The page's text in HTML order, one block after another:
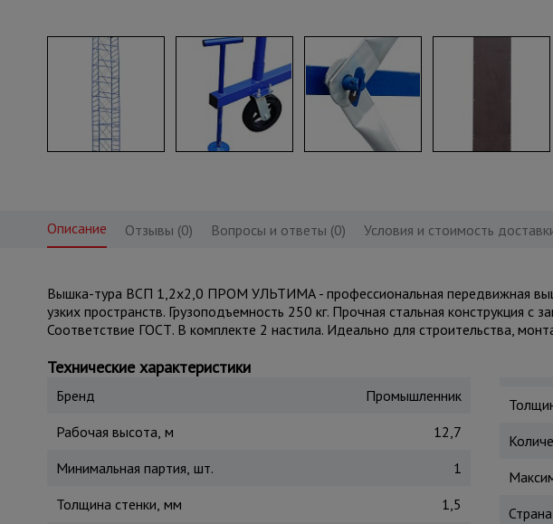
Описание Отзывы (0) Вопросы и ответы (0) Условия и стоимость
Вышка-тура ВСП 1,2x2,0 ПРОМ УЛЬТИМА - профессиональная передвижная
узких пространств. Грузоподъемность 250 кг. Прочная стальная конструкция
Соответствие ГОСТ. В комплекте 2 настила. Идеально для строительства,
Технические характеристики
Бренд
Промышленник
Рабочая высота, м
12,7
Минимальная партия, шт.
1
Толщина стенки, мм
1,5